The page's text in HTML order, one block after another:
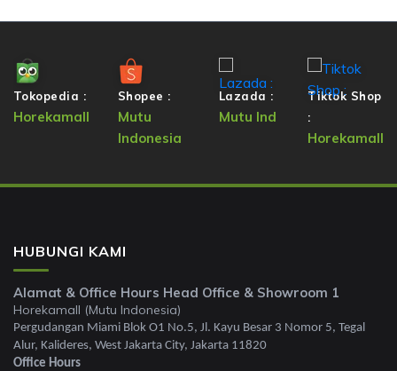
Tokopedia :
Horekamall
Shopee :
Mutu
Indonesia
Lazada :
Mutu Ind
Tiktok Shop
:
Horekamall
HUBUNGI KAMI
Alamat & Office Hours Head Office & Showroom 1
Horekamall (Mutu Indonesia)
Pergudangan Miami Blok O1 No.5, Jl. Kayu Besar 3 Nomor 5, Tegal
Alur, Kalideres, West Jakarta City, Jakarta 11820
Office Hours